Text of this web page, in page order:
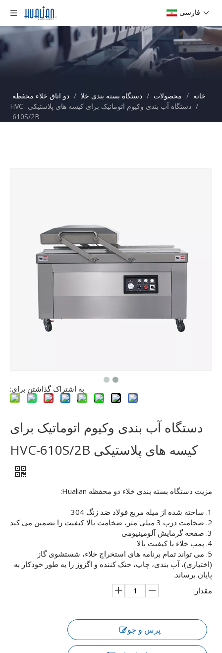
فارسی
خانه / محصولات / دستگاه بسته بندی خلا / دو اتاق خلاء محفظه
/
دستگاه آب بندی وکیوم اتوماتیک برای کیسه های پلاستیکی HVC-
610S/2B
به اشتراک گذاشتن برای:
دستگاه آب بندی وکیوم اتوماتیک برای
کیسه های پلاستیکی HVC-610S/2B
مزیت دستگاه بسته بندی خلاء دو محفظه Hualian:
1. ساخته شده از میله مربع فولاد ضد زنگ 304
2. ضخامت درب 3 میلی متر، ضخامت بالا کیفیت را تضمین می کند
3. صفحه گرمایش آلومینیومی
4. پمپ خلاء با کیفیت بالا
5. می تواند تمام برنامه های استخراج خلاء، شستشوی گاز
(اختیاری)، آب بندی، چاپ، خنک کننده و اگزوز را به طور خودکار به
پایان برساند.
مقدار:
پرس و جو